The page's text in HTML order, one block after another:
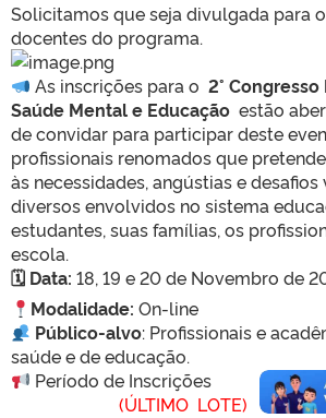
Solicitamos que seja divulgada para
docentes do programa.
As inscrições para o2°
Saúde Mental e Educação estão
de convidar para participar deste
profissionais renomados que
às necessidades, angústias e
diversos envolvidos no sistema
estudantes, suas famílias, os
escola.
🗓 Data: 18, 19 e 20 de Novembro de
Modalidade:On-line
Público-alvo: Profissionais e
saúde e de educação.
Período de Inscrições
01/08/
(ÚLTIMO LOTE)